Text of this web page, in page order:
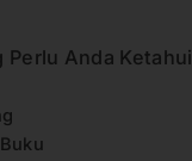
Anda Ketahui